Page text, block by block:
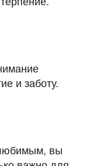
и заботу.
вы